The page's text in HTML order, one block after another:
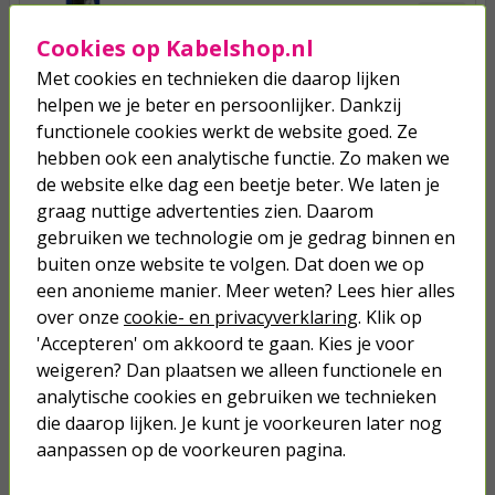
Je verwacht het niet
Batterijvervanger | 2x AAA |
Lumineo (3 meter, Binnen)
6,75
Batterijvervanger | 3x AA | Lumineo
(3 meter, Binnen)
7,95
Cookies op Kabelshop.nl
Met cookies en technieken die daarop lijken
helpen we je beter en persoonlijker. Dankzij
functionele cookies werkt de website goed. Ze
hebben ook een analytische functie. Zo maken we
de website elke dag een beetje beter. We laten je
graag nuttige advertenties zien. Daarom
gebruiken we technologie om je gedrag binnen en
buiten onze website te volgen. Dat doen we op
een anonieme manier. Meer weten? Lees hier alles
over onze cookie- en privacyverklaring. Klik op
'Accepteren' om akkoord te gaan. Kies je voor
weigeren? Dan plaatsen we alleen functionele en
analytische cookies en gebruiken we technieken
die daarop lijken. Je kunt je voorkeuren later nog
aanpassen op de voorkeuren pagina.